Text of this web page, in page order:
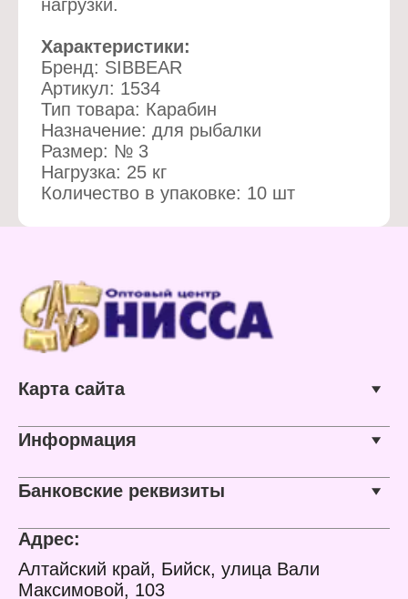
нагрузки.
Характеристики:
Бренд: SIBBEAR
Артикул: 1534
Тип товара: Карабин
Назначение: для рыбалки
Размер: № 3
Нагрузка: 25 кг
Количество в упаковке: 10 шт
Карта сайта
Информация
Банковские реквизиты
Адрес:
Алтайский край, Бийск, улица Вали
Максимовой, 103